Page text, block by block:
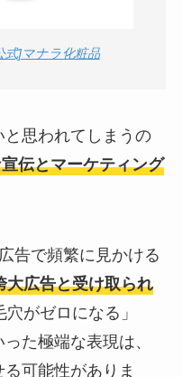
式]マナラ化粧品
思われてしまうの
伝とマーケティング
告で頻繁に見かける
大広告と受け取られ
がゼロになる」
た極端な表現は、
可能性がありま